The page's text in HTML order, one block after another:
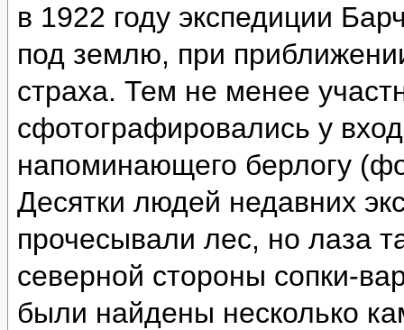
в 1922 году экспедиции
под землю, при
страха. Тем не менее
сфотографировались у
напоминающего берлогу
Десятки людей недавних
прочесывали лес, но лаза
северной стороны сопки-
были найдены несколько